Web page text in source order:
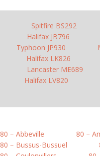
Spitfire BS292
Halifax JB796
Typhoon JP930
Halifax LK826
Lancaster ME689
Halifax LV820
80 – Abbeville 80 –
80 – Bussus-Bussuel